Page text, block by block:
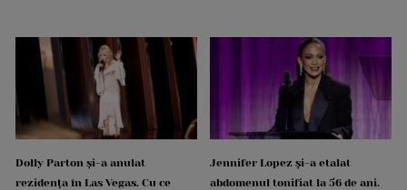
Dolly Parton și-a anulat
rezidența în Las Vegas. Cu ce
Jennifer Lopez și-a etalat
abdomenul tonifiat la 56 de ani.